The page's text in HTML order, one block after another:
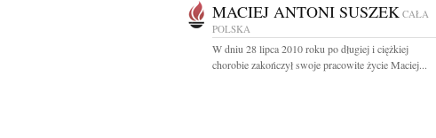
MACIEJ ANTONI SUSZEK CAŁA
POLSKA
W dniu 28 lipca 2010 roku po długiej i ciężkiej
chorobie zakończył swoje pracowite życie Maciej...